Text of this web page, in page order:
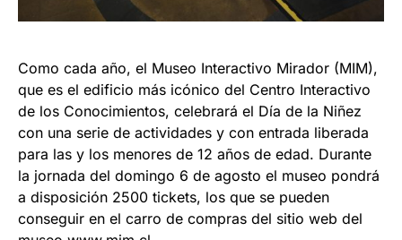
Como cada año, el Museo Interactivo Mirador (MIM),
que es el edificio más icónico del Centro Interactivo
de los Conocimientos, celebrará el Día de la Niñez
con una serie de actividades y con entrada liberada
para las y los menores de 12 años de edad. Durante
la jornada del domingo 6 de agosto el museo pondrá
a disposición 2500 tickets, los que se pueden
conseguir en el carro de compras del sitio web del